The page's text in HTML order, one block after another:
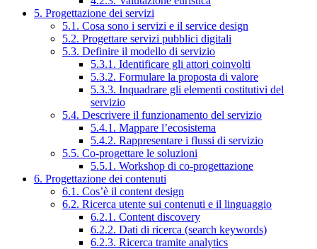
5. Progettazione dei servizi
5.1. Cosa sono i servizi e il service design
5.2. Progettare servizi pubblici digitali
5.3. Definire il modello di servizio
5.3.1. Identificare gli attori coinvolti
5.3.2. Formulare la proposta di valore
5.3.3. Inquadrare gli elementi costitutivi del
servizio
5.4. Descrivere il funzionamento del servizio
5.4.1. Mappare l’ecosistema
5.4.2. Rappresentare i flussi di servizio
5.5. Co-progettare le soluzioni
5.5.1. Workshop di co-progettazione
6. Progettazione dei contenuti
6.1. Cos’è il content design
6.2. Ricerca utente sui contenuti e il linguaggio
6.2.1. Content discovery
6.2.2. Dati di ricerca (search keywords)
6.2.3. Ricerca tramite analytics